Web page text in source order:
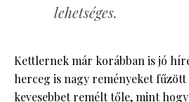
lehetséges.
Kettlernek már korábban is jó
herceg is nagy reményeket fűzött
kevesebbet remélt tőle, mint hogy